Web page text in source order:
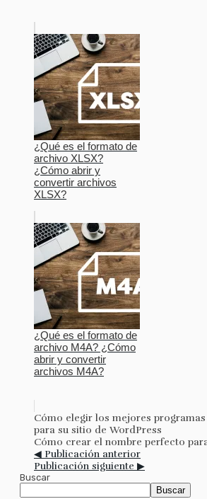
¿Qué es el formato de
archivo XLSX?
¿Cómo abrir y
convertir archivos
XLSX?
¿Qué es el formato de
archivo M4A? ¿Cómo
abrir y convertir
archivos M4A?
Cómo elegir los mejores
para su sitio de WordPress
Cómo crear el nombre perfecto
◀ Publicación anterior
Publicación siguiente ▶
Buscar
Buscar